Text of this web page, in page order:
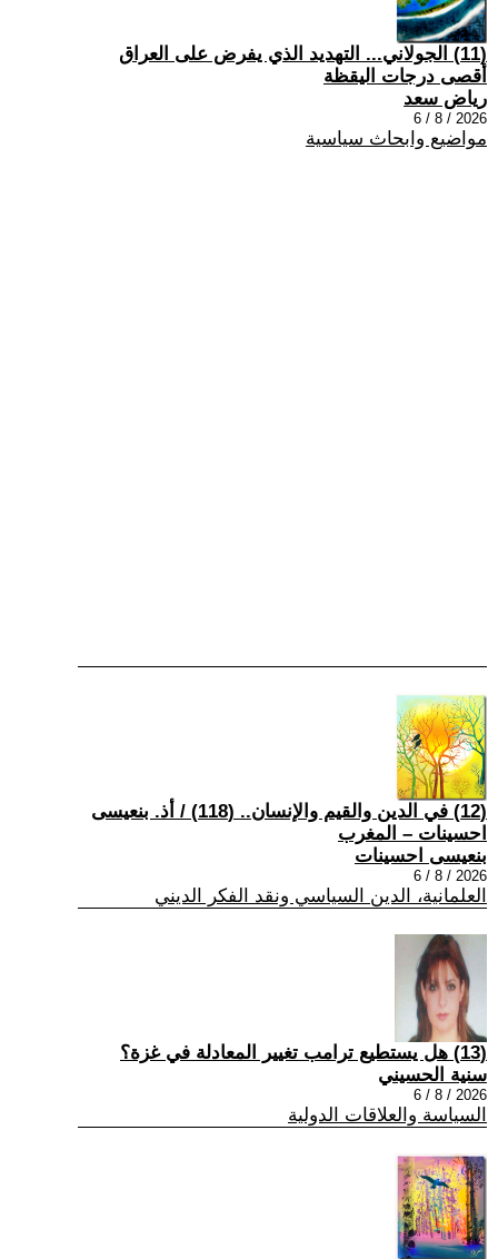
(11) الجولاني... التهديد الذي يفرض على العراق
أقصى درجات اليقظة
رياض سعد
2026 / 8 / 6
مواضيع وابحاث سياسية
(12) في الدين والقيم والإنسان.. (118) / أذ. بنعيسى
احسينات – المغرب
بنعيسى احسينات
2026 / 8 / 6
العلمانية، الدين السياسي ونقد الفكر الديني
(13) هل يستطيع ترامب تغيير المعادلة في غزة؟
سنية الحسيني
2026 / 8 / 6
السياسة والعلاقات الدولية